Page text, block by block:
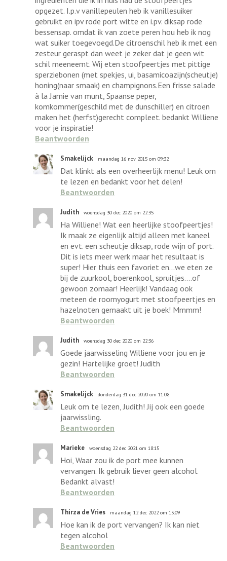
opgezet. I.p.v vanillepeulen heb ik vanillesuiker
gebruikt en ipv rode port witte en i.pv. diksap rode
bessensap. omdat ik van zoete peren hou heb ik nog
wat suiker toegevoegd.De citroenschil heb ik met een
zesteur geraspt dan weet je zeker dat je geen wit
schil meeneemt. Wij eten stoofpeertjes met pittige
sperziebonen (met spekjes, ui, basamicoazijn(scheutje)
honing(naar smaak) en champignons.Een frisse salade
à la Jamie van munt, Spaanse peper,
komkommer(geschild met de dunschiller) en citroen
maken het (herfst)gerecht compleet. bedankt Williene
voor je inspiratie!
Beantwoorden
Smakelijck maandag 16 nov 2015 om 09:32
Dat klinkt als een overheerlijk menu! Leuk om
te lezen en bedankt voor het delen!
Beantwoorden
Judith woensdag 30 dec 2020 om 22:35
Ha Williene! Wat een heerlijke stoofpeertjes!
Ik maak ze eigenlijk altijd alleen met kaneel
en evt. een scheutje diksap, rode wijn of port.
Dit is iets meer werk maar het resultaat is
super! Hier thuis een favoriet en...we eten ze
bij de zuurkool, boerenkool, spruitjes....of
gewoon zomaar! Heerlijk! Vandaag ook
meteen de roomyogurt met stoofpeertjes en
hazelnoten gemaakt uit je boek! Mmmm!
Beantwoorden
Judith woensdag 30 dec 2020 om 22:36
Goede jaarwisseling Williene voor jou en je
gezin! Hartelijke groet! Judith
Beantwoorden
Smakelijck donderdag 31 dec 2020 om 11:08
Leuk om te lezen, Judith! Jij ook een goede
jaarwissling.
Beantwoorden
Marieke woensdag 22 dec 2021 om 18:15
Hoi, Waar zou ik de port mee kunnen
vervangen. Ik gebruik liever geen alcohol.
Bedankt alvast!
Beantwoorden
Thirza de Vries maandag 12 dec 2022 om 15:09
Hoe kan ik de port vervangen? Ik kan niet
tegen alcohol
Beantwoorden